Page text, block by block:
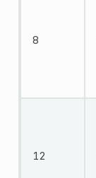
8
12